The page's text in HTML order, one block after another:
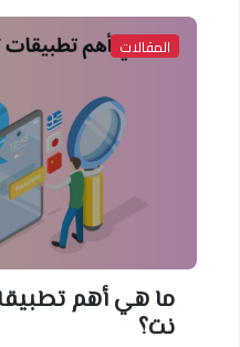
المقالات
ما هي أهم
نت؟